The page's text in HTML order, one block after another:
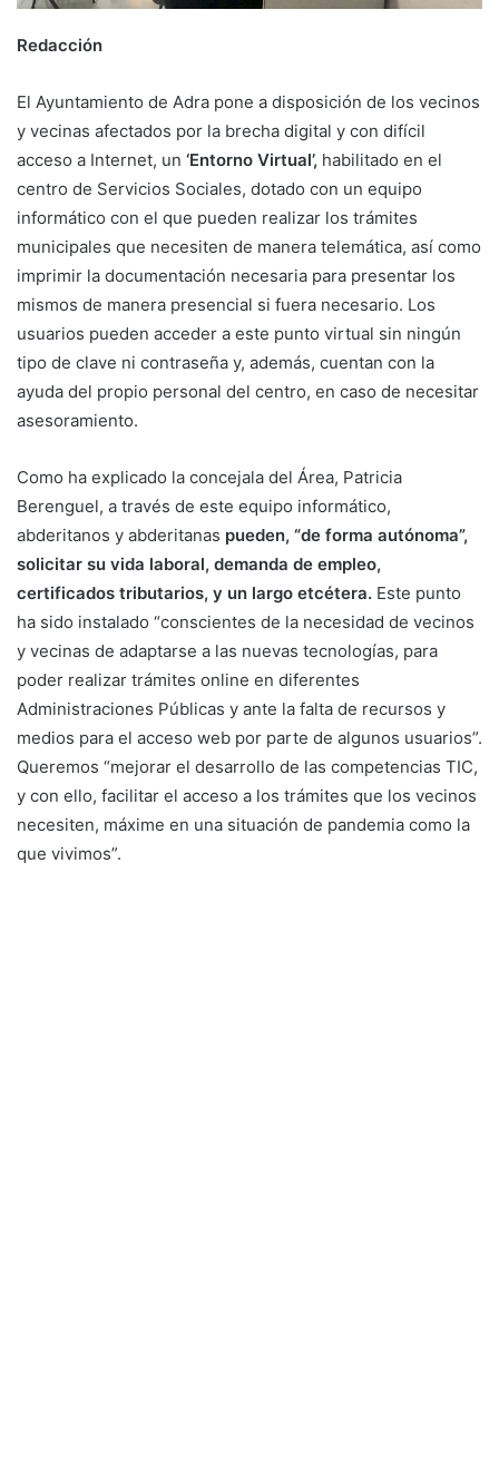
Redacción
El Ayuntamiento de Adra pone a disposición de los vecinos
y vecinas afectados por la brecha digital y con difícil
acceso a Internet, un ‘Entorno Virtual’, habilitado en el
centro de Servicios Sociales, dotado con un equipo
informático con el que pueden realizar los trámites
municipales que necesiten de manera telemática, así como
imprimir la documentación necesaria para presentar los
mismos de manera presencial si fuera necesario. Los
usuarios pueden acceder a este punto virtual sin ningún
tipo de clave ni contraseña y, además, cuentan con la
ayuda del propio personal del centro, en caso de necesitar
asesoramiento.
Como ha explicado la concejala del Área, Patricia
Berenguel, a través de este equipo informático,
abderitanos y abderitanas pueden, “de forma autónoma”,
solicitar su vida laboral, demanda de empleo,
certificados tributarios, y un largo etcétera. Este punto
ha sido instalado “conscientes de la necesidad de vecinos
y vecinas de adaptarse a las nuevas tecnologías, para
poder realizar trámites online en diferentes
Administraciones Públicas y ante la falta de recursos y
medios para el acceso web por parte de algunos usuarios”.
Queremos “mejorar el desarrollo de las competencias TIC,
y con ello, facilitar el acceso a los trámites que los vecinos
necesiten, máxime en una situación de pandemia como la
que vivimos”.